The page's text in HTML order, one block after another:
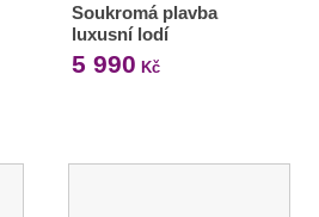
Soukromá plavba
luxusní lodí
5 990 Kč